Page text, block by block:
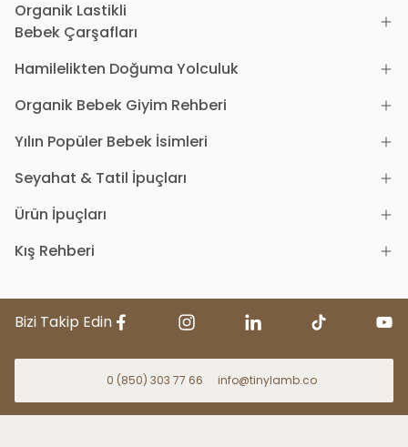
Organik Lastikli
Bebek Çarşafları
Hamilelikten Doğuma Yolculuk
Organik Bebek Giyim Rehberi
Yılın Popüler Bebek İsimleri
Seyahat & Tatil İpuçları
Ürün İpuçları
Kış Rehberi
Bizi Takip Edin
0 (850) 303 77 66 info@tinylamb.co